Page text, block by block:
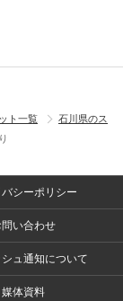
ト一覧
石川県のス
シーポリシー
問い合わせ
ュ通知について
媒体資料